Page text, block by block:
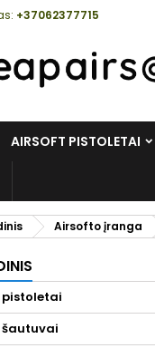
+37062377715
AIRSOFT PISTOLETAI
Airsofto įranga